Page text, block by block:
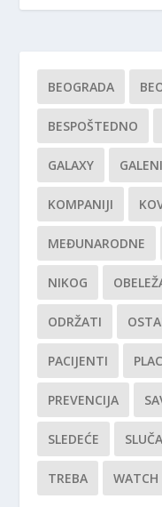
BEOGRADA
BESPOŠTEDNO
GALAXY
KOMPANIJI
MEĐUNARODNE
NIKOG
ODRŽATI
PACIJENTI
PREVENCIJA
SLEDEĆE
TREBA WATCH